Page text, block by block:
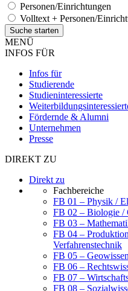
Personen/Einrichtungen
Volltext + Personen/
MENÜ
INFOS FÜR
Infos für
Studierende
Studieninteressierte
Fördernde & Alumni
Unternehmen
Presse
DIREKT ZU
Direkt zu
Fachbereiche
FB 01 – Physik /
FB 02 – Biologie /
FB 03 –
FB 04 –
Verfahrenstechnik
FB 05 –
FB 06 –
FB 07 –
FB 08 –